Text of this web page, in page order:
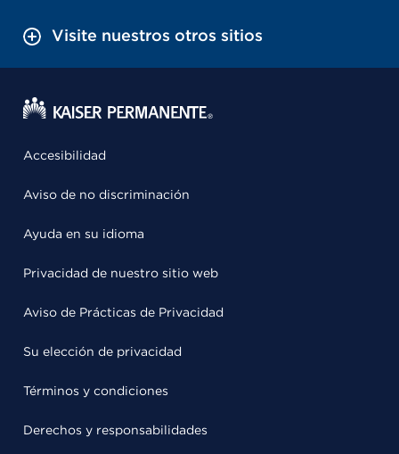
Visite nuestros otros sitios
Accesibilidad
Aviso de no discriminación
Ayuda en su idioma
Privacidad de nuestro sitio web
Aviso de Prácticas de Privacidad
Su elección de privacidad
Términos y condiciones
Derechos y responsabilidades